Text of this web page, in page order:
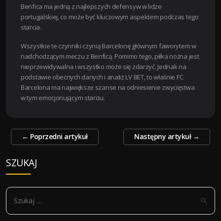
Benfica ma jedną z najlepszych defensyw w lidze
portugalskiej, co może być kluczowym aspektem podczas tego
starcia.
Wszystkie te czynniki czynią Barcelonę głównym faworytem w
nadchodzącym meczu z Benficą. Pomimo tego, piłka nożna jest
nieprzewidywalna i wszystko może się zdarzyć. Jednak na
podstawie obecnych danych i analiz LV BET, to właśnie FC
Barcelona ma największe szanse na odniesienie zwycięstwa
w tym emocjonującym starciu.
Zobacz
← Poprzedni artykuł Następny artykuł →
SZUKAJ
S